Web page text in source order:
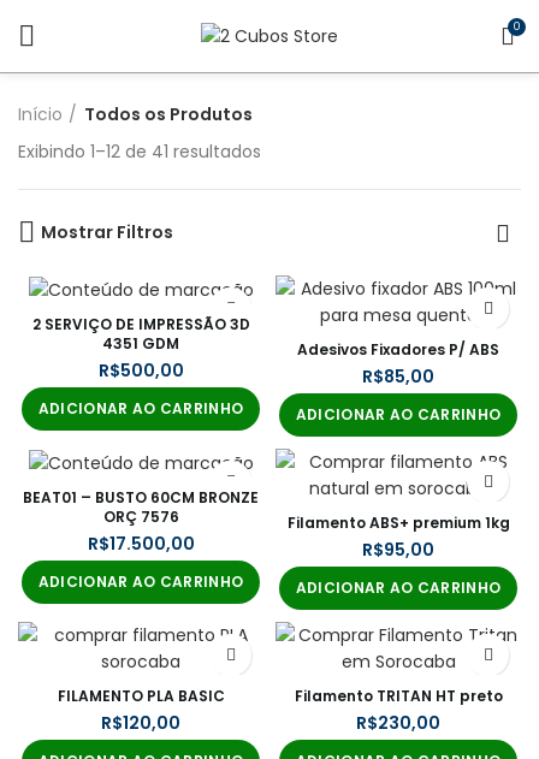
0
Início
Todos os Produtos
Exibindo 1–12 de 41 resultados
Mostrar Filtros
2 SERVIÇO DE IMPRESSÃO 3D
4351 GDM
R$
ADICIONAR AO CARRINHO
Adesivos Fixadores P/ ABS
R$
ADICIONAR AO CARRINHO
BEAT01 – BUSTO 60CM BRONZE
ORÇ 7576
R$
ADICIONAR AO CARRINHO
Filamento ABS+ premium 1kg
R$
ADICIONAR AO CARRINHO
FILAMENTO PLA BASIC
R$
Filamento TRITAN HT preto
R$